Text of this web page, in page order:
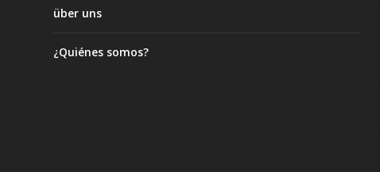
über uns
¿Quiénes somos?